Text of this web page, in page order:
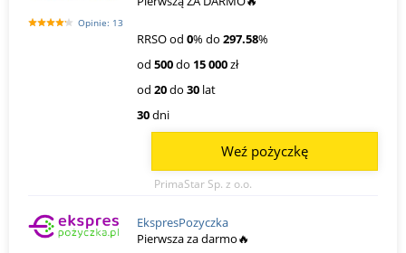
Opinie: 13
RRSO od 0% do 297.58%
od 500do 15 000zł
od 20do 30 lat
30dni
PrimaStar Sp. z o.o.
Weź pożyczkę
EkspresPozyczka
Pierwsza za darmo🔥